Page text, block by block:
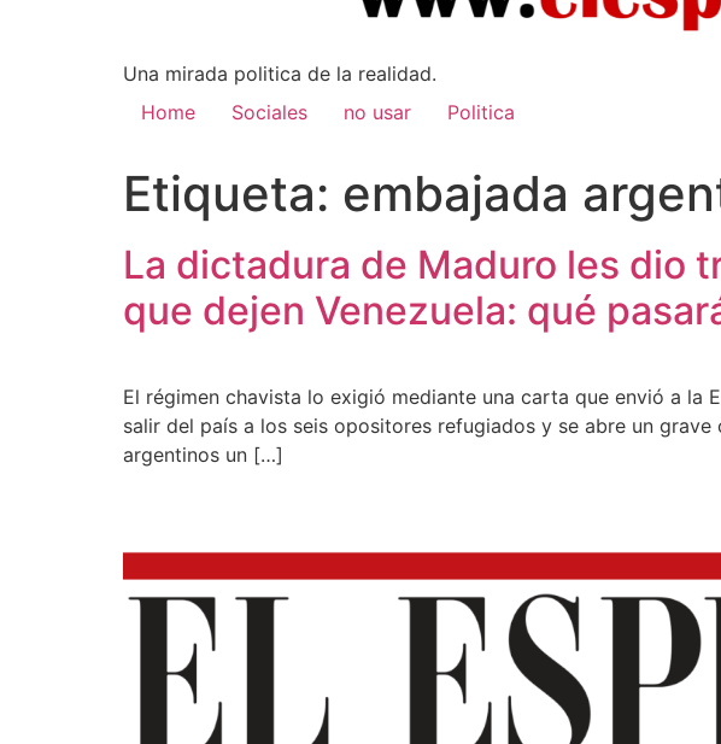
Una mirada poli­tica de la realidad.
Home
Sociales no usar Politica
Etiqueta: embajada
La dictadura de Maduro les dio
que dejen Venezuela: qué
El régimen chavista lo exigió mediante una carta que envió a la
salir del país a los seis opositores refugiados y se abre un
argentinos un […]